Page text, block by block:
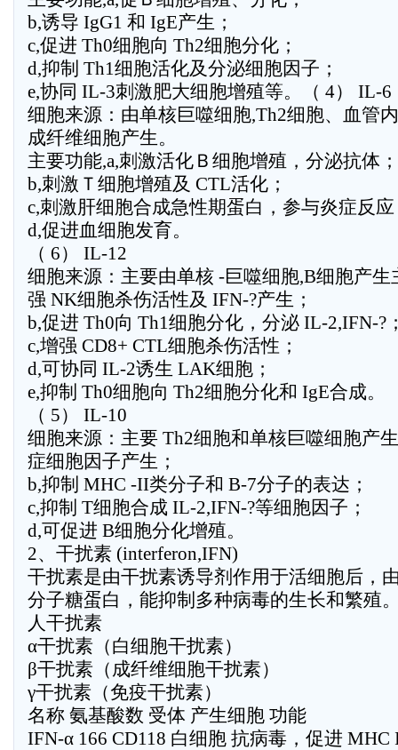
b,诱导 IgG1 和 IgE产生；
c,促进 Th0细胞向 Th2细胞分化；
d,抑制 Th1细胞活化及分泌细胞因子；
e,协同 IL-3刺激肥大细胞增殖等。（ 4） IL-6
细胞来源：由单核巨噬细胞,Th2细胞、血管
成纤维细胞产生。
主要功能,a,刺激活化Ｂ细胞增殖，分泌抗体；
b,刺激Ｔ细胞增殖及 CTL活化；
c,刺激肝细胞合成急性期蛋白，参与炎症反应
d,促进血细胞发育。
（ 6） IL-12
细胞来源：主要由单核 -巨噬细胞,B细胞产生
强 NK细胞杀伤活性及 IFN-?产生；
b,促进 Th0向 Th1细胞分化，分泌 IL-2,IFN-?
c,增强 CD8+ CTL细胞杀伤活性；
d,可协同 IL-2诱生 LAK细胞；
e,抑制 Th0细胞向 Th2细胞分化和 IgE合成。
（ 5） IL-10
细胞来源：主要 Th2细胞和单核巨噬细胞产
症细胞因子产生；
b,抑制 MHC -II类分子和 B-7分子的表达；
c,抑制 T细胞合成 IL-2,IFN-?等细胞因子；
d,可促进 B细胞分化增殖。
2、干扰素 (interferon,IFN)
干扰素是由干扰素诱导剂作用于活细胞后，
分子糖蛋白，能抑制多种病毒的生长和繁殖
人干扰素
α干扰素（白细胞干扰素）
β干扰素（成纤维细胞干扰素）
γ干扰素（免疫干扰素）
名称 氨基酸数 受体 产生细胞 功能
IFN-α 166 CD118 白细胞 抗病毒，促进